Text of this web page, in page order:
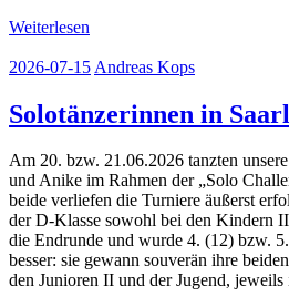
Weiterlesen
2026-07-15 Andreas Kops
Solotänzerinnen in
Am 20. bzw. 21.06.2026 tanzten
und Anike im Rahmen der „Solo
beide verliefen die Turniere äußerst
der D-Klasse sowohl bei den Kindern
die Endrunde und wurde 4. (12) bzw.
besser: sie gewann souverän ihre
den Junioren II und der Jugend, jeweils